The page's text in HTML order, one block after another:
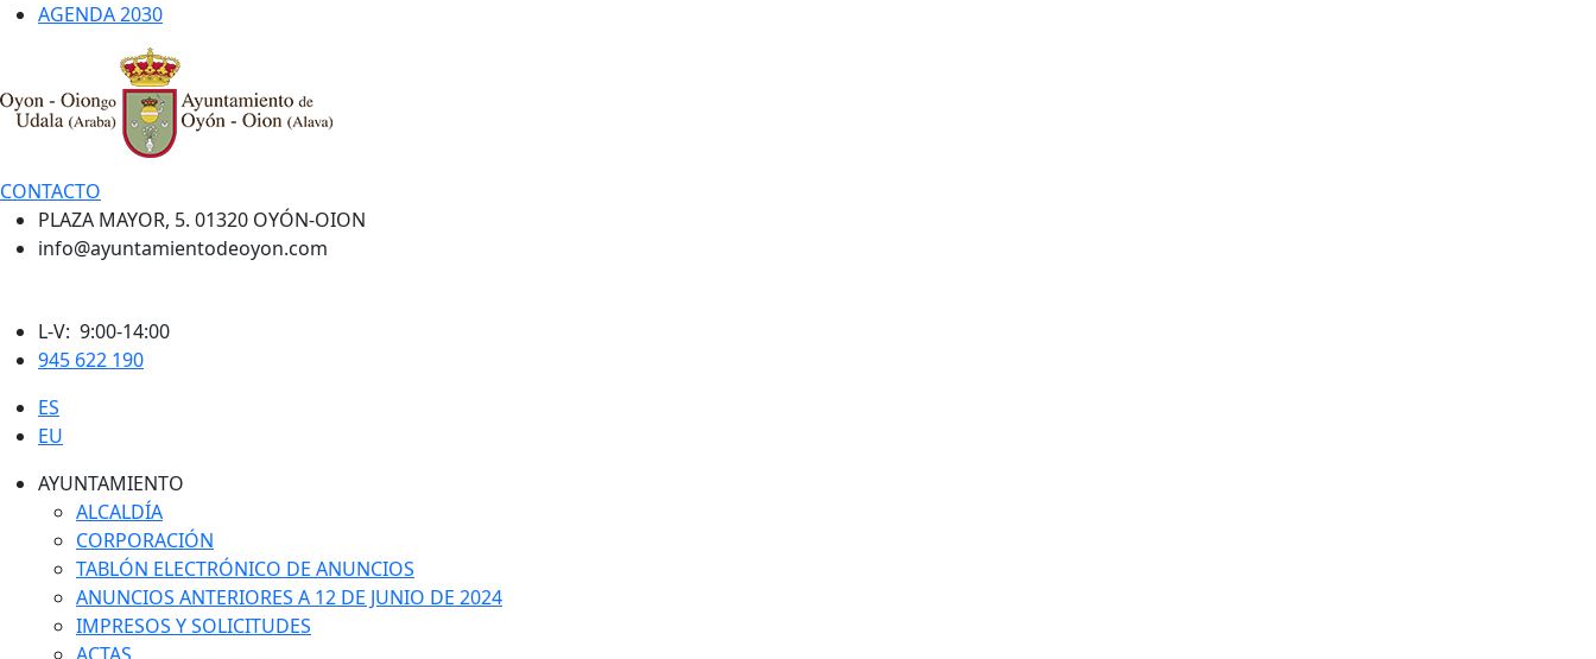
AGENDA 2030
CONTACTO
PLAZA MAYOR, 5. 01320 OYÓN-OION
info@ayuntamientodeoyon.com
L-V: 9:00-14:00
945 622 190
ES
EU
AYUNTAMIENTO
ALCALDÍA
CORPORACIÓN
TABLÓN ELECTRÓNICO DE ANUNCIOS
ANUNCIOS ANTERIORES A 12 DE JUNIO DE 2024
IMPRESOS Y SOLICITUDES